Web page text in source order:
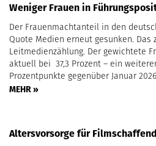
Weniger Frauen in
Der Frauenmachtanteil in den
Quote Medien erneut gesunken. Das
Leitmedienzählung. Der gewichtete
aktuell bei 37,3 Prozent – ein
Prozentpunkte gegenüber Januar
MEHR »
Altersvorsorge für